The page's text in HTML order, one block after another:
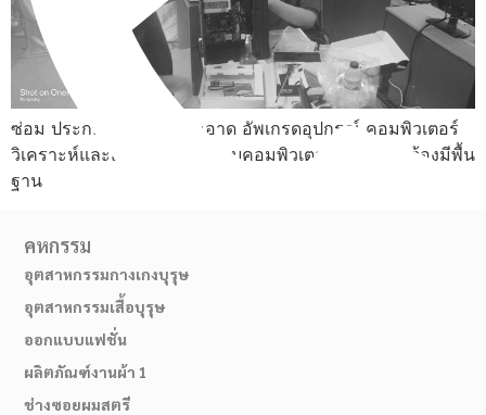
02-514-1840
ซ่อม ประกอบ ทำความสะอาด อัพเกรดอุปกรณ์ คอมพิวเตอร์
วิเคราะห์และแก้ไขปัญหาระบบคอมพิวเตอร์ ไม่จำเป็นต้องมีพื้น
ฐาน
คหกรรม
อุตสาหกรรมกางเกงบุรุษ
อุตสาหกรรมเสื้อบุรุษ
ออกแบบแฟชั่น
ผลิตภัณฑ์งานผ้า 1
ช่างซอยผมสตรี